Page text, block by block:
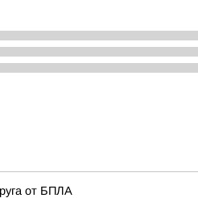
от БПЛА